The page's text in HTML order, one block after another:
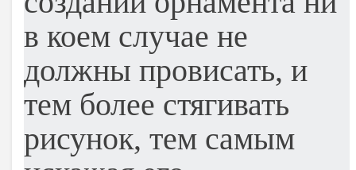
в коем случае не
должны провисать, и
тем более стягивать
рисунок, тем самым